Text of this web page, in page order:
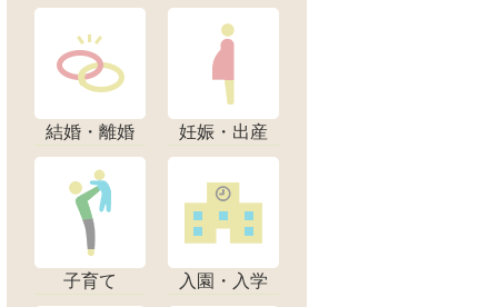
結婚・離婚 妊娠・出産
子育て 入園・入学